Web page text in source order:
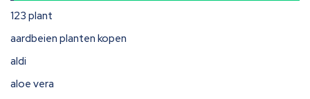
123 plant
aardbeien planten kopen
aldi
aloe vera